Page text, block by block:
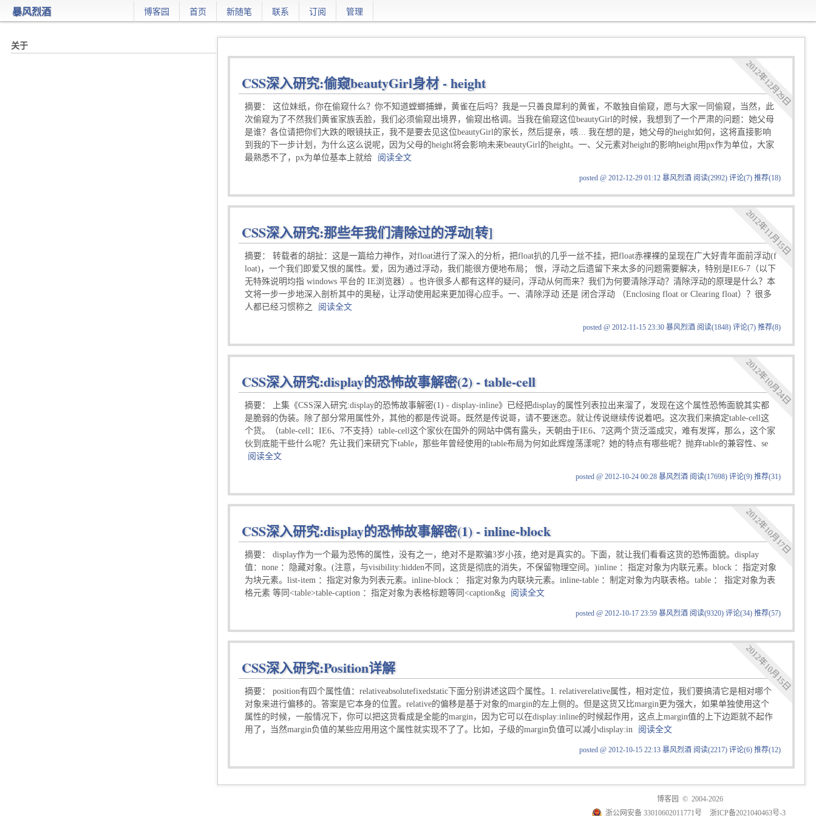
暴风烈酒 博客园 首页 新随笔 联系 订阅 管理
2012年12月29日
CSS深入研究:偷窥beautyGirl身材 - height
摘要： 这位妹纸，你在偷窥什么？你不知道螳螂捕蝉，黄雀在后吗？我是一只善良犀利的黄雀，不敢独自偷窥，愿与大家一同偷窥，当然，此
次偷窥为了不然我们黄雀家族丢脸，我们必须偷窥出境界，偷窥出格调。当我在偷窥这位beautyGirl的时候，我想到了一个严肃的问题：她父母
是谁？各位请把你们大跌的眼镜扶正，我不是要去见这位beautyGirl的家长，然后提亲，咳... 我在想的是，她父母的height如何，这将直接影响
到我的下一步计划，为什么这么说呢，因为父母的height将会影响未来beautyGirl的height。一、父元素对height的影响height用px作为单位，大家
最熟悉不了，px为单位基本上就给
阅读全文
posted @ 2012-12-29 01:12 暴风烈酒 阅读(2992) 评论(7) 推荐(18)
2012年11月15日
CSS深入研究:那些年我们清除过的浮动[转]
摘要： 转载者的胡扯：这是一篇给力神作，对float进行了深入的分析，把float扒的几乎一丝不挂，把float赤裸裸的呈现在广大好青年面前浮动(f
loat)，一个我们即爱又恨的属性。爱，因为通过浮动，我们能很方便地布局； 恨，浮动之后遗留下来太多的问题需要解决，特别是IE6-7（以下
无特殊说明均指 windows 平台的 IE浏览器）。也许很多人都有这样的疑问，浮动从何而来？我们为何要清除浮动？清除浮动的原理是什么？本
文将一步一步地深入剖析其中的奥秘，让浮动使用起来更加得心应手。一、清除浮动 还是 闭合浮动 （Enclosing float or Clearing float）？很多
人都已经习惯称之
阅读全文
posted @ 2012-11-15 23:30 暴风烈酒 阅读(1848) 评论(7) 推荐(8)
2012年10月24日
CSS深入研究:display的恐怖故事解密(2) - table-cell
摘要： 上集《CSS深入研究:display的恐怖故事解密(1) - display-inline》已经把display的属性列表拉出来溜了，发现在这个属性恐怖面貌其实都
是脆弱的伪装。除了部分常用属性外，其他的都是传说哥。既然是传说哥，请不要迷恋。就让传说继续传说着吧。这次我们来搞定table-cell这
个货。（table-cell：IE6、7不支持）table-cell这个家伙在国外的网站中偶有露头，天朝由于IE6、7这两个货泛滥成灾，难有发挥，那么，这个家
伙到底能干些什么呢？先让我们来研究下table，那些年曾经使用的table布局为何如此辉煌荡漾呢？她的特点有哪些呢？抛弃table的兼容性、se
阅读全文
posted @ 2012-10-24 00:28 暴风烈酒 阅读(17698) 评论(9) 推荐(31)
2012年10月17日
CSS深入研究:display的恐怖故事解密(1) - inline-block
摘要： display作为一个最为恐怖的属性，没有之一，绝对不是欺骗3岁小孩，绝对是真实的。下面，就让我们看看这货的恐怖面貌。display
值：none ：隐藏对象。(注意，与visibility:hidden不同，这货是彻底的消失，不保留物理空间。)inline ：指定对象为内联元素。block ：指定对象
为块元素。list-item ：指定对象为列表元素。inline-block ： 指定对象为内联块元素。inline-table ：制定对象为内联表格。table ： 指定对象为表
格元素 等同<table>table-caption ：指定对象为表格标题等同<caption&g
阅读全文
posted @ 2012-10-17 23:59 暴风烈酒 阅读(9320) 评论(34) 推荐(57)
2012年10月15日
CSS深入研究:Position详解
摘要： position有四个属性值：relativeabsolutefixedstatic下面分别讲述这四个属性。1. relativerelative属性，相对定位，我们要搞清它是相对哪个
对象来进行偏移的。答案是它本身的位置。relative的偏移是基于对象的margin的左上侧的。但是这货又比margin更为强大，如果单独使用这个
属性的时候，一般情况下，你可以把这货看成是全能的margin，因为它可以在display:inline的时候起作用，这点上margin值的上下边距就不起作
用了，当然margin负值的某些应用用这个属性就实现不了了。比如，子级的margin负值可以减小display:in
阅读全文
posted @ 2012-10-15 22:13 暴风烈酒 阅读(2217) 评论(6) 推荐(12)
博客园 © 2004-2026
浙公网安备 33010602011771号
浙ICP备2021040463号-3